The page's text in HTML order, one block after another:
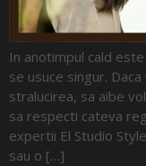
In anotimpul cald
se usuce singur.
stralucirea, sa aibe
sa respecti cateva
expertii El Studio
sau o […]